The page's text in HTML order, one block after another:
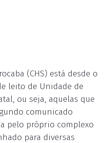
(CHS) está desde o
leito de Unidade de
ou seja, aquelas que
comunicado
pelo próprio complexo
para diversas